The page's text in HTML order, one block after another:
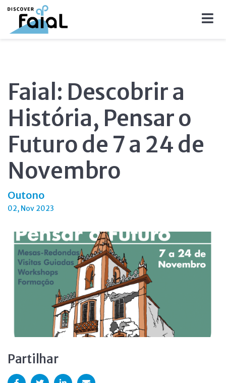
Faial: Descobrir a
História, Pensar o
Futuro de 7 a 24 de
Novembro
Outono
02, Nov 2023
Partilhar